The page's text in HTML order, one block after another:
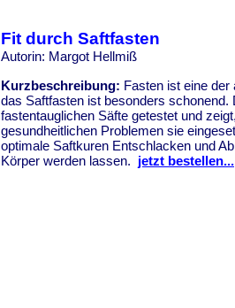
Fit durch Saftfasten
Autorin: Margot Hellmiß
Kurzbeschreibung: Fasten ist eine der
das Saftfasten ist besonders schonend.
fastentauglichen Säfte getestet und
gesundheitlichen Problemen sie
optimale Saftkuren Entschlacken und
Körper werden lassen. jetzt bestellen...